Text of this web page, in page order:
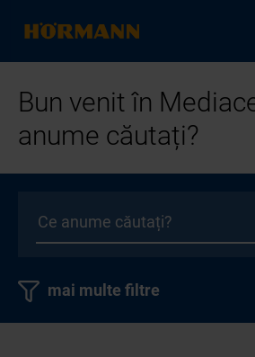
Bun venit în
anume căutați?
mai multe filtre